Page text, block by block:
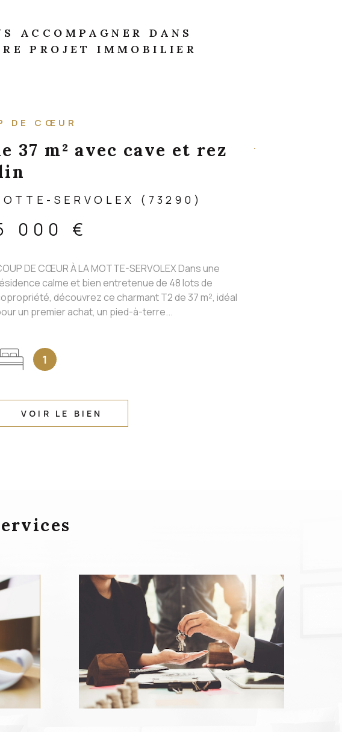
ACCOMPAGNER DANS
PROJET IMMOBILIER
DE CŒUR
37 m² avec cave et rez
SERVOLEX (73290)
000 €
DE CŒUR À LA MOTTE-SERVOLEX Dans une
calme et bien entretenue de 48 lots de
découvrez ce charmant T2 de 37 m², idéal
un premier achat, un pied-à-terre...
1
VOIR LE BIEN